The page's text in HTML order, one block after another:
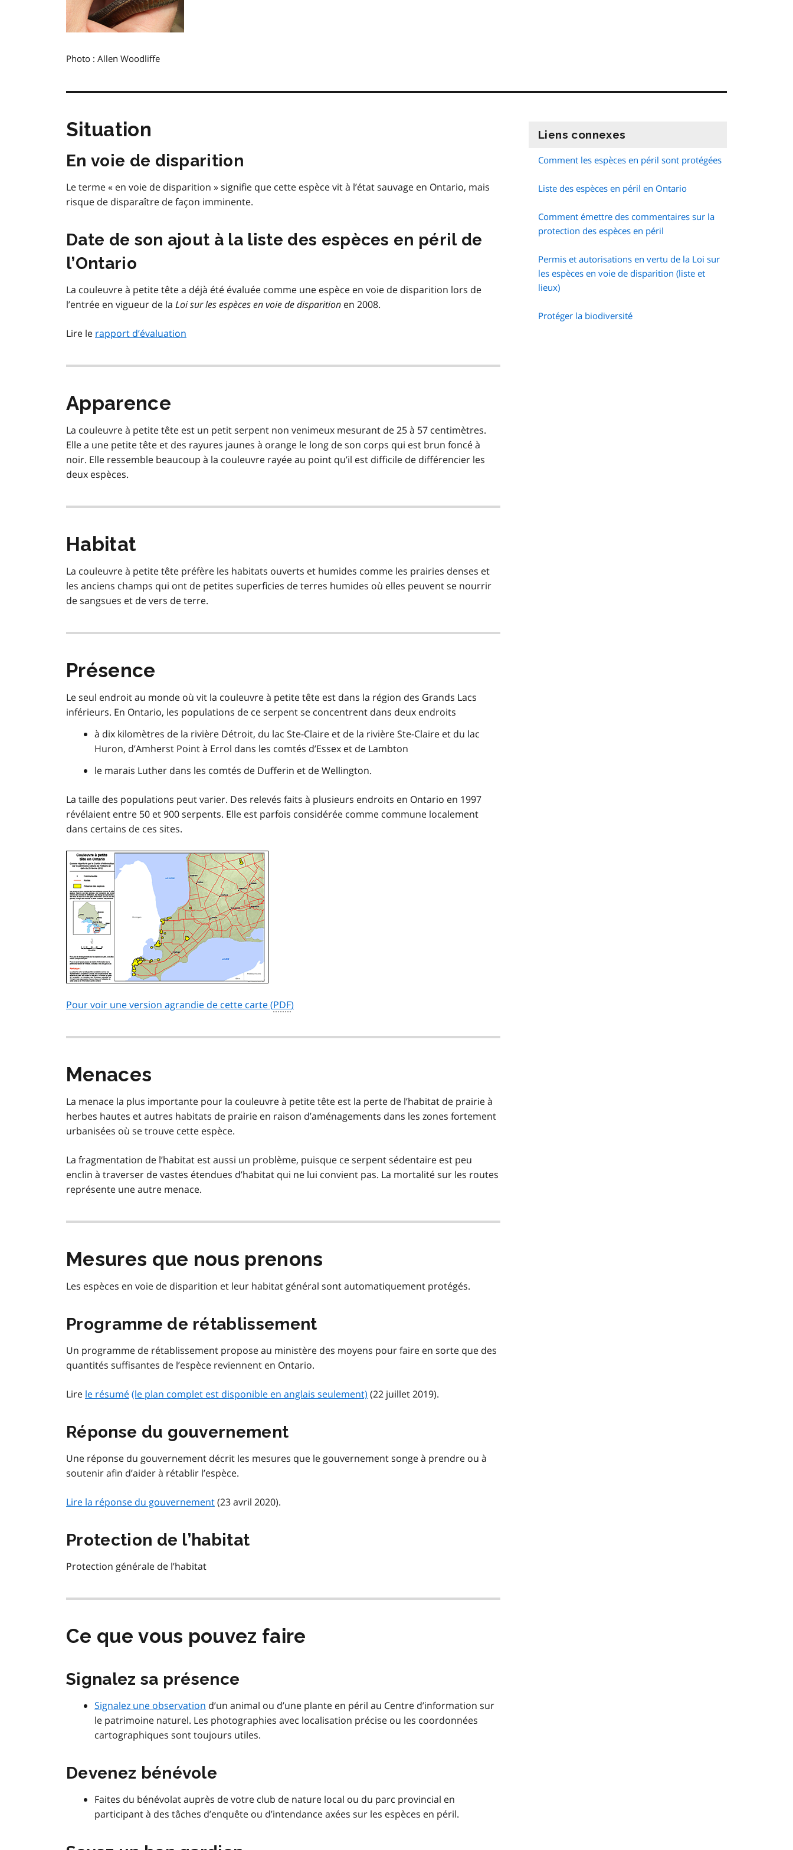
Photo : Allen Woodliffe
Situation
En voie de disparition
Le terme « en voie de disparition » signifie que cette espèce vit à l’état sauvage en Ontario, mais
risque de disparaître de façon imminente.
Date de son ajout à la liste des espèces en péril de
l’Ontario
La couleuvre à petite tête a déjà été évaluée comme une espèce en voie de disparition lors de
l’entrée en vigueur de la Loi sur les espèces en voie de disparition en 2008.
Lire le rapport d’évaluation
Apparence
La couleuvre à petite tête est un petit serpent non venimeux mesurant de 25 à 57 centimètres.
Elle a une petite tête et des rayures jaunes à orange le long de son corps qui est brun foncé à
noir. Elle ressemble beaucoup à la couleuvre rayée au point qu’il est difficile de différencier les
deux espèces.
Habitat
La couleuvre à petite tête préfère les habitats ouverts et humides comme les prairies denses et
les anciens champs qui ont de petites superficies de terres humides où elles peuvent se nourrir
de sangsues et de vers de terre.
Présence
Le seul endroit au monde où vit la couleuvre à petite tête est dans la région des Grands Lacs
inférieurs. En Ontario, les populations de ce serpent se concentrent dans deux endroits
à dix kilomètres de la rivière Détroit, du lac Ste-Claire et de la rivière Ste-Claire et du lac
Huron, d’Amherst Point à Errol dans les comtés d’Essex et de Lambton
le marais Luther dans les comtés de Dufferin et de Wellington.
La taille des populations peut varier. Des relevés faits à plusieurs endroits en Ontario en 1997
révélaient entre 50 et 900 serpents. Elle est parfois considérée comme commune localement
dans certains de ces sites.
Pour voir une version agrandie de cette carte (PDF)
Menaces
La menace la plus importante pour la couleuvre à petite tête est la perte de l’habitat de prairie à
herbes hautes et autres habitats de prairie en raison d’aménagements dans les zones fortement
urbanisées où se trouve cette espèce.
La fragmentation de l’habitat est aussi un problème, puisque ce serpent sédentaire est peu
enclin à traverser de vastes étendues d’habitat qui ne lui convient pas. La mortalité sur les routes
représente une autre menace.
Mesures que nous prenons
Les espèces en voie de disparition et leur habitat général sont automatiquement protégés.
Programme de rétablissement
Un programme de rétablissement propose au ministère des moyens pour faire en sorte que des
quantités suffisantes de l’espèce reviennent en Ontario.
Lire le résumé(le plan complet est disponible en anglais seulement) (22 juillet 2019).
Réponse du gouvernement
Une réponse du gouvernement décrit les mesures que le gouvernement songe à prendre ou à
soutenir afin d’aider à rétablir l’espèce.
Lire la réponse du gouvernement(23 avril 2020).
Protection de l’habitat
Protection générale de l’habitat
Ce que vous pouvez faire
Signalez sa présence
Signalez une observation d’un animal ou d’une plante en péril au Centre d’information sur
le patrimoine naturel. Les photographies avec localisation précise ou les coordonnées
cartographiques sont toujours utiles.
Devenez bénévole
Faites du bénévolat auprès de votre club de nature local ou du parc provincial en
participant à des tâches d’enquête ou d’intendance axées sur les espèces en péril.
Liens connexes
Comment les espèces en péril sont protégées
Liste des espèces en péril en Ontario
Comment émettre des commentaires sur la
protection des espèces en péril
Permis et autorisations en vertu de la Loi sur
les espèces en voie de disparition (liste et
lieux)
Protéger la biodiversité